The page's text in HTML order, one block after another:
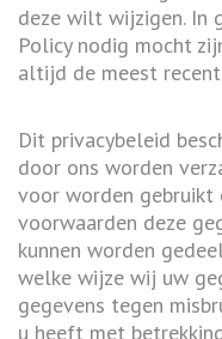
deze wilt wijzigen. In
Policy nodig mocht
altijd de meest
Dit privacybeleid
door ons worden
voor worden gebruikt
voorwaarden deze
kunnen worden
welke wijze wij uw
gegevens tegen
u heeft met